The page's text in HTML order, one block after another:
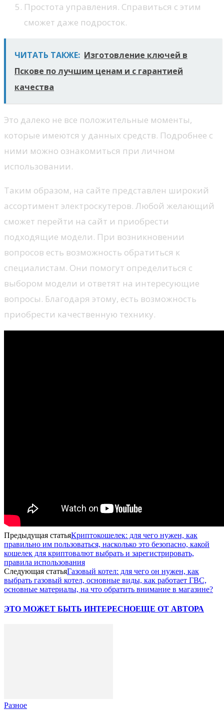
Простота управления. Справиться с этим
сможет даже подросток.
ЧИТАТЬ ТАКЖЕ: Изготовление ключей в
Пскове по лучшим ценам и с гарантией
качества
Это далеко не все положительные моменты,
которые имеются у данных средств. Подробнее с
ними можно ознакомиться при личном
использовании.
Таким образом, на сайте представлен широкий
ассортимент электроскутеров. Любой желающий
сможет перейти на сайт и приобрести
подходящие модели. При возникновении
вопросов есть возможность обратиться к
специалистам. Они помогут определиться с
выбором модели и ответят на интересующие
вопросы. Благодаря этому, есть возможность
приобрести качественную технику.
Предыдущая статьяКриптокошелек: для чего нужен, как
правильно им пользоваться, насколько это безопасно, какой
кошелек для криптовалют выбрать и зарегистрировать,
правила использования
Следующая статьяГазовый котел: для чего он нужен, как
выбрать газовый котел, основные виды, как работает ГВС,
основные материалы, на что обратить внимание в магазине?
ЭТО МОЖЕТ БЫТЬ ИНТЕРЕСНОЕЩЕ ОТ АВТОРА
Разное